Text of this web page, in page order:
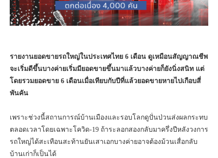
รายงานยอดขายรถใหญ่ในประเทศไทย 6 เดือน ดูเหมือนสัญญาณชีพ
จะเริ่มดีขึ้นบางค่ายเริ่มมียอดขายขึ้นมาแล้วบางค่ายก็ยังนิ่งสนิท แต่
โดยรวมยอดขาย 6 เดือนเมื่อเทียบกับปีที่แล้วยอดขายหายไปเกือบสี่
พันคัน
เพราะช่วงนี้สถานการณ์บ้านเมืองและรอบโลกดูปั่นป่วนส่งผลกระทบ
ตลอดเวลาโดยเฉพาะโควิด-19 ถ้าระลอกสองกลับมาครึ่งปีหลังวงการ
รถใหญ่ได้สะเทือนสะท้านยันเสาเอกบางค่ายอาจต้องม้วนเสื่อกลับ
บ้านเก่าก็เป็นได้